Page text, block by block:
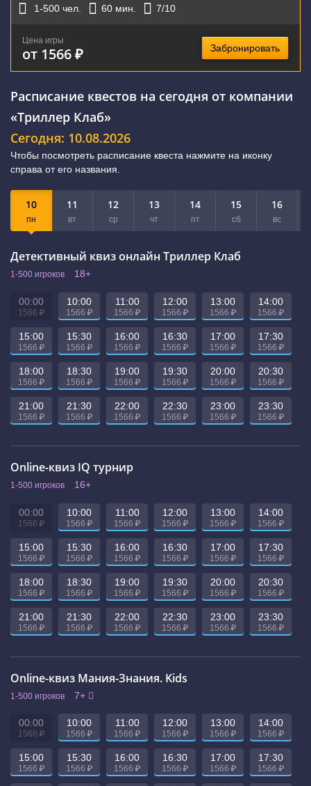
1-500 чел. 60 мин. 7/10
Цена игры
от 1566 ₽ Забронировать
Расписание квестов на сегодня от компании
«Триллер Клаб»
Сегодня: 10.08.2026
Чтобы посмотреть расписание квеста нажмите на иконку
справа от его названия.
10
пн
11
вт
12
ср
13
чт
14
пт
15
сб
16
вс
Детективный квиз онлайн Триллер Клаб
1-500 игроков 18+
00:00
1566 ₽
10:00
1566 ₽
11:00
1566 ₽
12:00
1566 ₽
13:00
1566 ₽
14:00
1566 ₽
15:00
1566 ₽
15:30
1566 ₽
16:00
1566 ₽
16:30
1566 ₽
17:00
1566 ₽
17:30
1566 ₽
18:00
1566 ₽
18:30
1566 ₽
19:00
1566 ₽
19:30
1566 ₽
20:00
1566 ₽
20:30
1566 ₽
21:00
1566 ₽
21:30
1566 ₽
22:00
1566 ₽
22:30
1566 ₽
23:00
1566 ₽
23:30
1566 ₽
Online-квиз IQ турнир
1-500 игроков 16+
00:00
1566 ₽
10:00
1566 ₽
11:00
1566 ₽
12:00
1566 ₽
13:00
1566 ₽
14:00
1566 ₽
15:00
1566 ₽
15:30
1566 ₽
16:00
1566 ₽
16:30
1566 ₽
17:00
1566 ₽
17:30
1566 ₽
18:00
1566 ₽
18:30
1566 ₽
19:00
1566 ₽
19:30
1566 ₽
20:00
1566 ₽
20:30
1566 ₽
21:00
1566 ₽
21:30
1566 ₽
22:00
1566 ₽
22:30
1566 ₽
23:00
1566 ₽
23:30
1566 ₽
Online-квиз Мания-Знания. Kids
1-500 игроков 7+
00:00
1566 ₽
10:00
1566 ₽
11:00
1566 ₽
12:00
1566 ₽
13:00
1566 ₽
14:00
1566 ₽
15:00
1566 ₽
15:30
1566 ₽
16:00
1566 ₽
16:30
1566 ₽
17:00
1566 ₽
17:30
1566 ₽